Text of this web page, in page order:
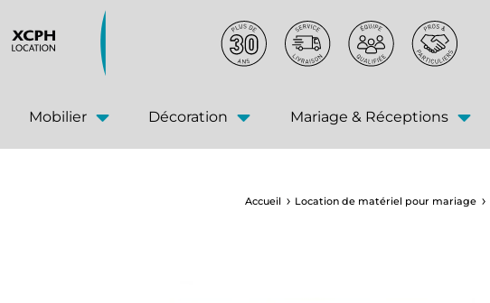
Mobilier Décoration Mariage & Réceptions
Accueil Location de matériel pour mariage